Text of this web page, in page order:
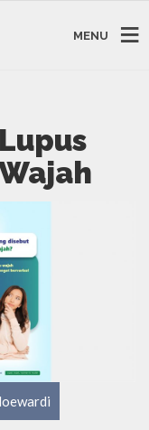
MENU